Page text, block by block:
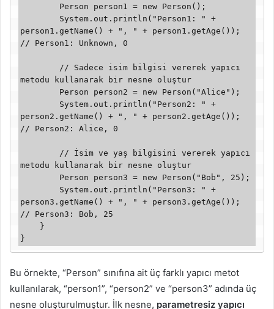
person1.getName() + ", " + person1.getAge());
// Person1: Unknown, 0
metodu kullanarak bir nesne oluştur
person2.getName() + ", " + person2.getAge());
// Person2: Alice, 0
metodu kullanarak bir nesne oluştur
person3.getName() + ", " + person3.getAge());
// Person3: Bob, 25
}
Bu örnekte, “Person” sınıfına ait üç farklı yapıcı metot
kullanılarak, “person1”, “person2” ve “person3” adında üç
nesne oluşturulmuştur. İlk nesne, parametresiz yapıcı